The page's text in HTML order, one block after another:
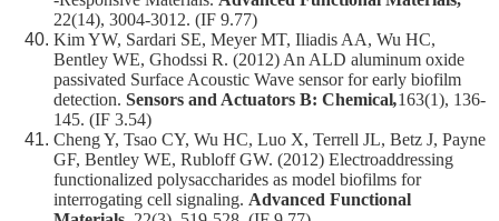
22(14), 3004-3012. (IF 9.77)
Kim YW, Sardari SE, Meyer MT, Iliadis AA, Wu HC,
Bentley WE, Ghodssi R. (2012) An ALD aluminum oxide
passivated Surface Acoustic Wave sensor for early biofilm
detection. Sensors and Actuators B: Chemical,163(1), 136-
145. (IF 3.54)
Cheng Y, Tsao CY, Wu HC, Luo X, Terrell JL, Betz J, Payne
GF, Bentley WE, Rubloff GW. (2012) Electroaddressing
functionalized polysaccharides as model biofilms for
interrogating cell signaling. Advanced Functional